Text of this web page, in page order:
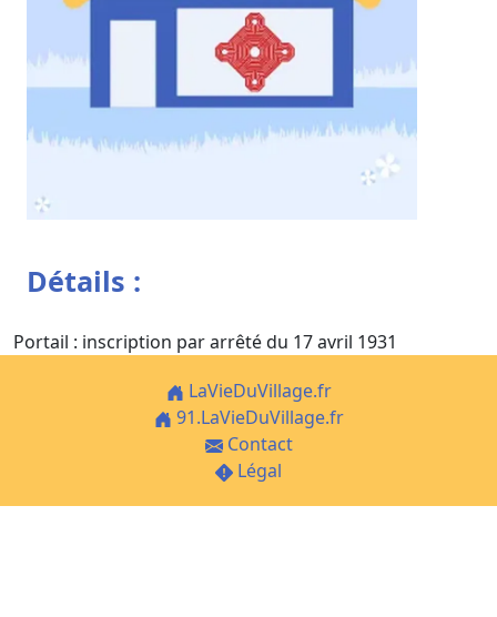
Détails :
Portail : inscription par arrêté du 17 avril 1931
LaVieDuVillage.fr
91.LaVieDuVillage.fr
Contact
Légal